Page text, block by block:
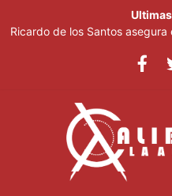
Ricardo de los Santos
70,000 personas serán
Centroamericanos
Thalia Terrero se reencuentra
Pronostican cielo soleado y